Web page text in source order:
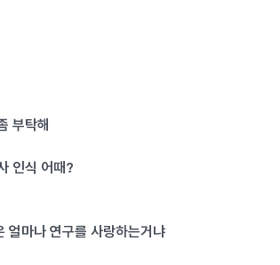
부탁해
인식 어때?
얼마나 연구를 사랑하는거냐